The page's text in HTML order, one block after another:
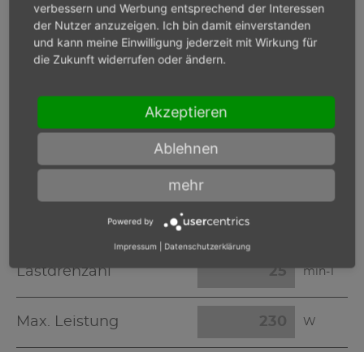
Lastdrehzahl min-1
Max. Drehmoment
Bei Eingangsdruck
Lastdrehzahl min-1
Max. Leistung W
verbessern und Werbung entsprechend der Interessen
der Nutzer anzuzeigen. Ich bin damit einverstanden
und kann meine Einwilligung jederzeit mit Wirkung für
die Zukunft widerrufen oder ändern.
Akzeptieren
Ablehnen
mehr
Powered by
Impressum Datenschutzerklärung